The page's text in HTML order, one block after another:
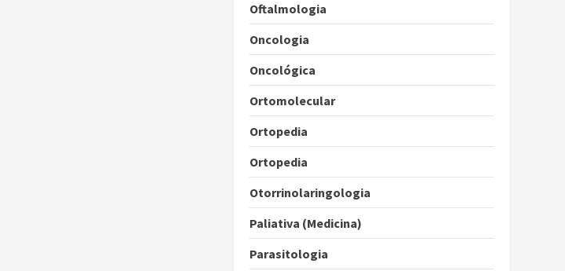
Oftalmologia
Oncologia
Oncológica
Ortomolecular
Ortopedia
Ortopedia
Otorrinolaringologia
Paliativa (Medicina)
Parasitologia